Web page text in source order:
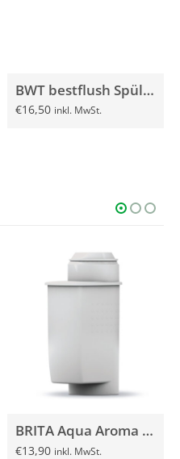
BWT bestflush Spülventil Spülhahn Spüleinheit
€16,50 inkl. MwSt.
BRITA Aqua Aroma Crema Filterkartusche
€13,90 inkl. MwSt.